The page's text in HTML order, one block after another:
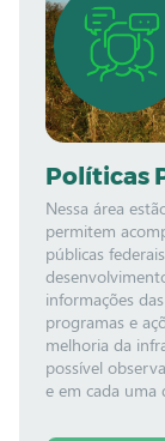
Políticas
Nessa área
permitem
públicas
informações
programas e
melhoria da
possível
e em cada uma